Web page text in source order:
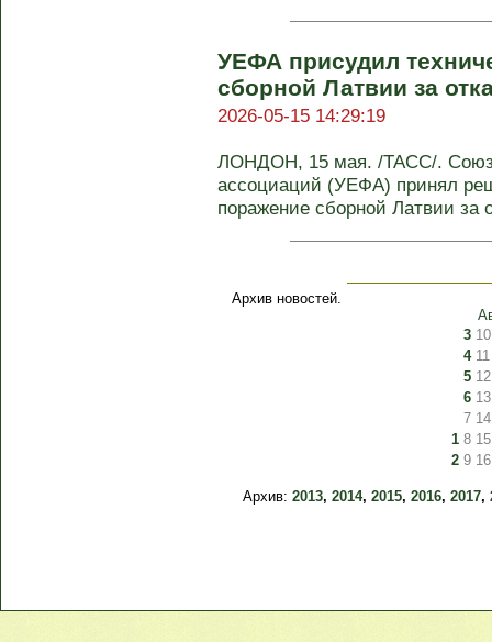
УЕФА присудил
сборной Латвии за
2026-05-15 14:29:19
ЛОНДОН, 15 мая. /ТАСС/. Союз
ассоциаций (УЕФА) принял
поражение сборной Латвии за
Архив новостей.
3 10
4 11
5 12
6 13
7 14
1 8 15
2 9 16
Архив:2013,2014,2015,2016,2017,